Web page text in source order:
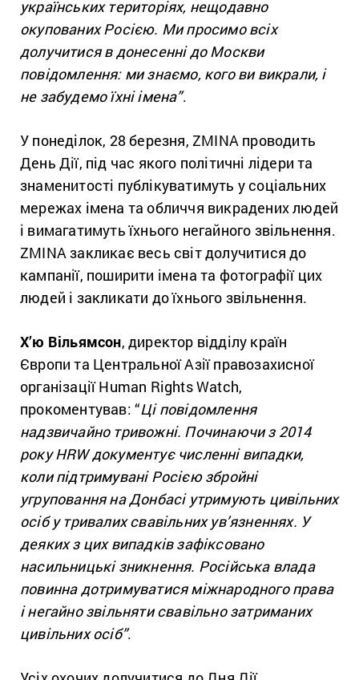
українських територіях, нещодавно
окупованих Росією. Ми просимо всіх
долучитися в донесенні до Москви
повідомлення: ми знаємо, кого ви викрали, і
не забудемо їхні імена”.
У понеділок, 28 березня, ZMINA проводить
День Дії, під час якого політичні лідери та
знаменитості публікуватимуть у соціальних
мережах імена та обличчя викрадених людей
і вимагатимуть їхнього негайного звільнення.
ZMINA закликає весь світ долучитися до
кампанії, поширити імена та фотографії цих
людей і закликати до їхнього звільнення.
Х’ю Вільямсон, директор відділу країн
Європи та Центральної Азії правозахисної
організації Human Rights Watch,
прокоментував: “Ці повідомлення
надзвичайно тривожні. Починаючи з 2014
року HRW документує численні випадки,
коли підтримувані Росією збройні
угруповання на Донбасі утримують цивільних
осіб у тривалих свавільних ув’язненнях. У
деяких з цих випадків зафіксовано
насильницькі зникнення. Російська влада
повинна дотримуватися міжнародного права
і негайно звільняти свавільно затриманих
цивільних осіб”.